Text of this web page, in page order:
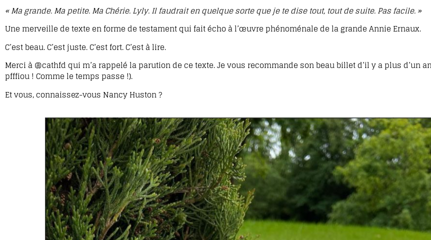
« Ma grande. Ma petite. Ma Chérie. Lyly. Il faudrait en quelque sorte que je te dise tout, tout de suite. Pas facile. »
Une merveille de texte en forme de testament qui fait écho à l’œuvre phénoménale de la grande Annie Ernaux.
C’est beau. C’est juste. C’est fort. C’est à lire.
Merci à @cathfd qui m’a rappelé la parution de ce texte. Je vous recommande son beau billet d’il y a plus d’un
pfffiou ! Comme le temps passe !).
Et vous, connaissez-vous Nancy Huston ?